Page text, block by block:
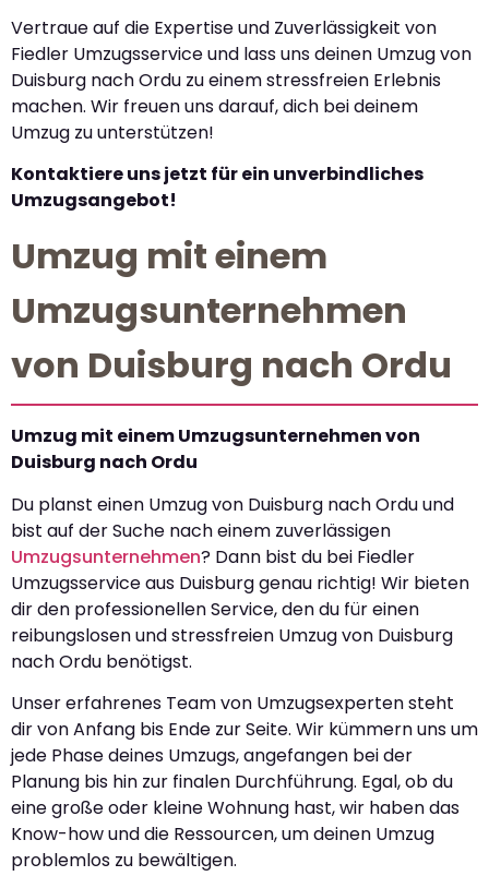
Vertraue auf die Expertise und Zuverlässigkeit von
Fiedler Umzugsservice und lass uns deinen Umzug von
Duisburg nach Ordu zu einem stressfreien Erlebnis
machen. Wir freuen uns darauf, dich bei deinem
Umzug zu unterstützen!
Kontaktiere uns jetzt für ein unverbindliches
Umzugsangebot!
Umzug mit einem
Umzugsunternehmen
von Duisburg nach Ordu
Umzug mit einem Umzugsunternehmen von
Duisburg nach Ordu
Du planst einen Umzug von Duisburg nach Ordu und
bist auf der Suche nach einem zuverlässigen
Umzugsunternehmen? Dann bist du bei Fiedler
Umzugsservice aus Duisburg genau richtig! Wir bieten
dir den professionellen Service, den du für einen
reibungslosen und stressfreien Umzug von Duisburg
nach Ordu benötigst.
Unser erfahrenes Team von Umzugsexperten steht
dir von Anfang bis Ende zur Seite. Wir kümmern uns um
jede Phase deines Umzugs, angefangen bei der
Planung bis hin zur finalen Durchführung. Egal, ob du
eine große oder kleine Wohnung hast, wir haben das
Know-how und die Ressourcen, um deinen Umzug
problemlos zu bewältigen.